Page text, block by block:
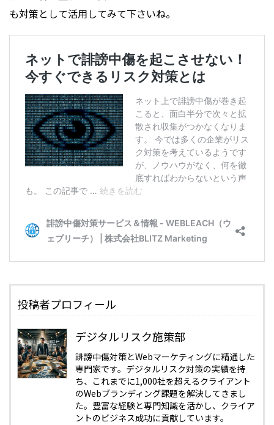
も対策として活用してみて下さいね。
投稿者プロフィール
デジタルリスク施策部
誹謗中傷対策とWebマーケティングに精通した
専門家です。デジタルリスク対策の実績を持
ち、これまでに1,000社を超えるクライアント
のWebブランディング課題を解決してきまし
た。豊富な経験と専門知識を活かし、クライア
ントのビジネス成功に貢献しています。